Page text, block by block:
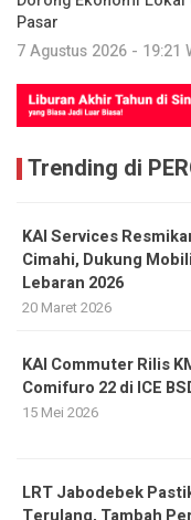
Pasar
7 Agustus 2026 - 19:21
Trending di
KAI Services
Cimahi, Dukung
Lebaran 2026
20 Maret 2026
KAI Commuter Rilis
Comifuro 22 di ICE
15 Mei 2026
LRT Jabodebek